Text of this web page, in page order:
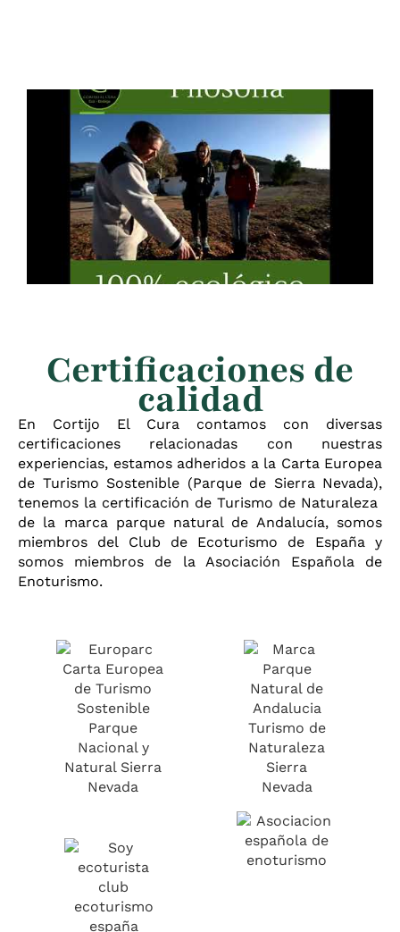
Certificaciones de
calidad
En Cortijo El Cura contamos con diversas
certificaciones relacionadas con nuestras
experiencias, estamos adheridos a la Carta Europea
de Turismo Sostenible (Parque de Sierra Nevada),
tenemos la certificación de Turismo de Naturaleza
de la marca parque natural de Andalucía, somos
miembros del Club de Ecoturismo de España y
somos miembros de la Asociación Española de
Enoturismo.